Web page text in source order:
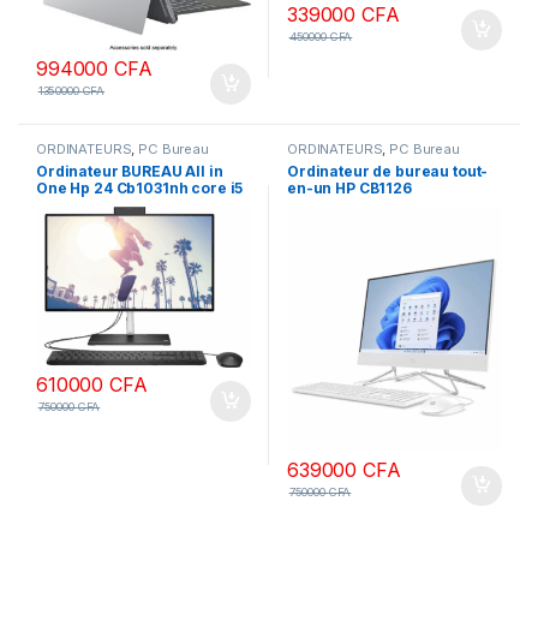
994000CFA
1350000CFA
339000CFA
450000CFA
ORDINATEURS, PC Bureau
Ordinateur BUREAU All in
One Hp 24 Cb1031nh core i5
8Go Ram 256 SSD +1To HDD,
écran 24 pouces tactile
12ème génération
610000CFA
750000CFA
ORDINATEURS, PC Bureau
Ordinateur de bureau tout-
en-un HP CB1126
blanche, clavier AZERTY,
garantie 1 an
639000CFA
750000CFA